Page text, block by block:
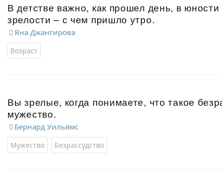
В детстве важно, как прошел день, в
зрелости – с чем пришло утро.
Яна Джангирова
Возраст
Вы зрелые, когда понимаете, что такое
мужество.
Бернард Уильямс
Мужество Безрассудство